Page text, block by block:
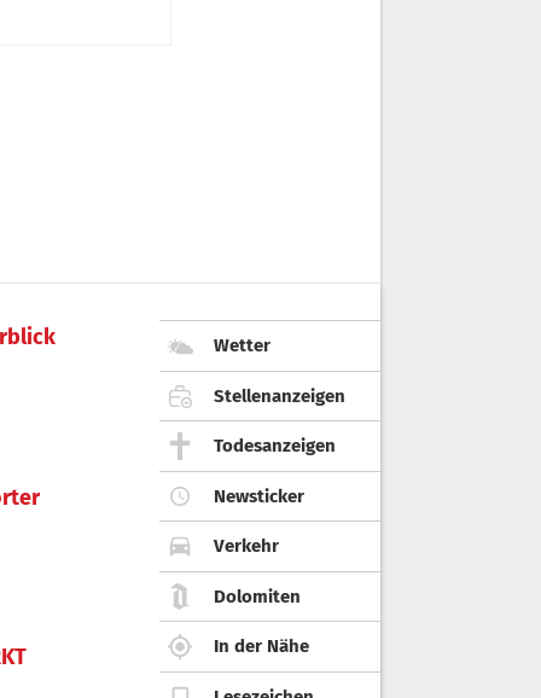
Wetter
Stellenanzeigen
Todesanzeigen
Newsticker
Verkehr
Dolomiten
In der Nähe